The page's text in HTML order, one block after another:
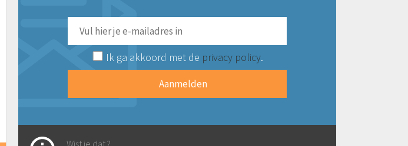
Ik ga akkoord met de privacy policy.
Wist je dat ?